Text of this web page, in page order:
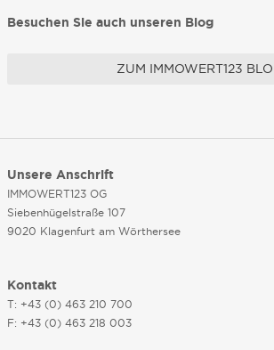
Besuchen Sie auch unseren Blog
ZUM IMMOWERT123
Unsere Anschrift
IMMOWERT123 OG
Siebenhügelstraße 107
9020 Klagenfurt am Wörthersee
Kontakt
T: +43 (0) 463 210 700
F: +43 (0) 463 218 003